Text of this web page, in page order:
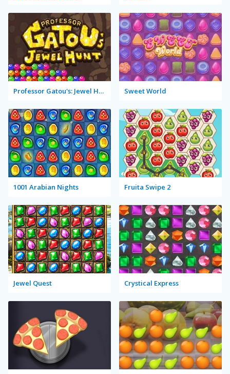
Professor Gatou's: Jewel Hunt Sweet World
1001 Arabian Nights Fruita Swipe 2
Jewel Quest Crystical Express